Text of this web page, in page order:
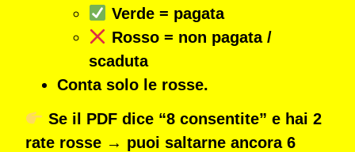
Verde = pagata
Rosso = non pagata /
scaduta
Conta solo le rosse.
Se il PDF dice “8 consentite” e hai 2
rate rosse → puoi saltarne ancora 6